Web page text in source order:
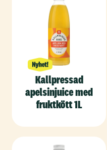
Kallpressad
apelsinjuice med
fruktkött 1L